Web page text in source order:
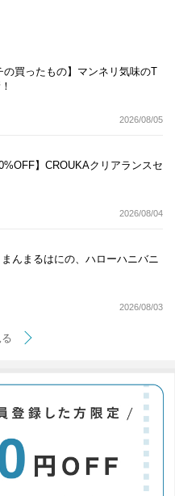
の買ったもの】マンネリ気味のT
2026/08/05
】CROUKAクリアランスセ
2026/08/04
まんまるはにの、ハローハニバニ
2026/08/03